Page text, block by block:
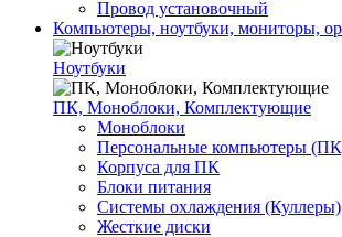
Провод установочный
Компьютеры, ноутбуки, мониторы,
Ноутбуки
ПК, Моноблоки, Комплектующие
Моноблоки
Персональные компьютеры
Корпуса для ПК
Блоки питания
Системы охлаждения (Куллеры)
Жесткие диски